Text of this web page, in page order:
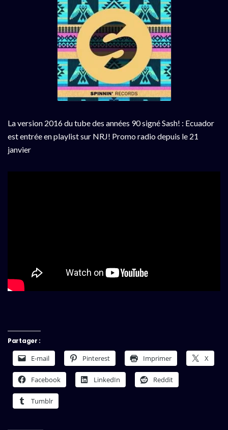
La version 2016 du tube des années 90 signé Sash! : Ecuador
est entrée en playlist sur NRJ! Promo radio depuis le 21
janvier
Partager :
E-mail Pinterest Imprimer X
Facebook LinkedIn Reddit
Tumblr